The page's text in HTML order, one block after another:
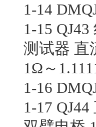
1-14
1-15
测试器 直
1Ω～
1-16
1-17 QJ44